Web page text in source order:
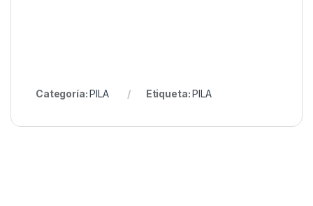
Categoría:PILA Etiqueta:PILA